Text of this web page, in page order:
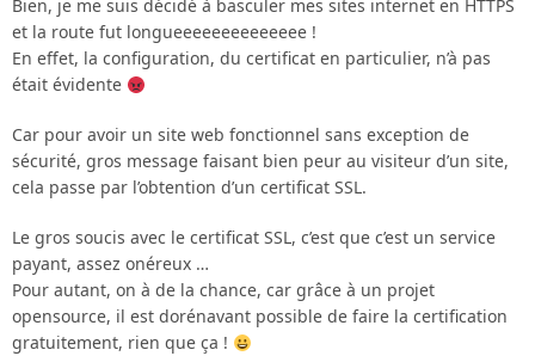
Bien, je me suis décidé à basculer mes sites internet en HTTPS
et la route fut longueeeeeeeeeeeeee !
En effet, la configuration, du certificat en particulier, n’à pas
était évidente
Car pour avoir un site web fonctionnel sans exception de
sécurité, gros message faisant bien peur au visiteur d’un site,
cela passe par l’obtention d’un certificat SSL.
Le gros soucis avec le certificat SSL, c’est que c’est un service
payant, assez onéreux …
Pour autant, on à de la chance, car grâce à un projet
opensource, il est dorénavant possible de faire la certification
gratuitement, rien que ça !